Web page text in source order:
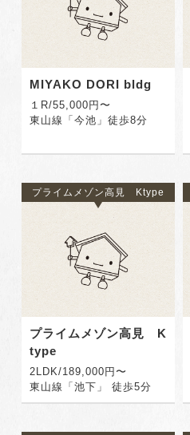
MIYAKO DORI bldg
１R/55,000円〜
東山線「今池」徒歩8分
プライムメゾン高見 Ktype
プライムメゾン高見 K
type
2LDK/189,000円〜
東山線「池下」 徒歩5分